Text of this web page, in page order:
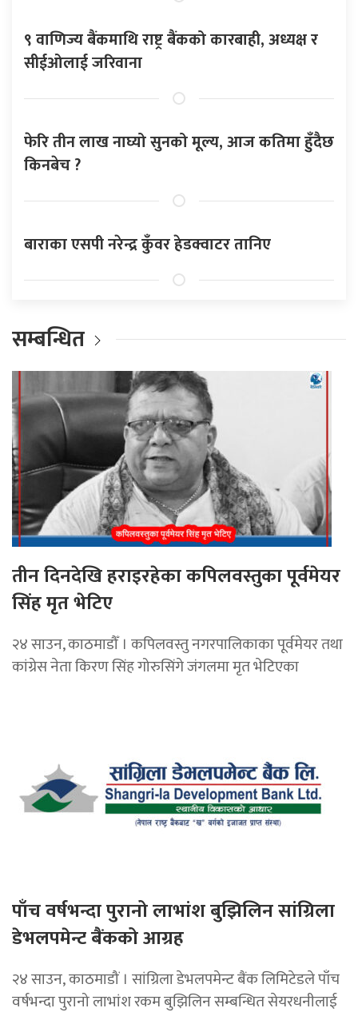
९ वाणिज्य बैंकमाथि राष्ट्र बैंकको कारबाही, अध्यक्ष र
सीईओलाई जरिवाना
फेरि तीन लाख नाघ्यो सुनको मूल्य, आज कतिमा हुँदैछ
किनबेच ?
बाराका एसपी नरेन्द्र कुँवर हेडक्वाटर तानिए
सम्बन्धित
तीन दिनदेखि हराइरहेका कपिलवस्तुका पूर्वमेयर
सिंह मृत भेटिए
२४ साउन, काठमाडौँ । कपिलवस्तु नगरपालिकाका पूर्वमेयर तथा
कांग्रेस नेता किरण सिंह गोरुसिंगे जंगलमा मृत भेटिएका
पाँच वर्षभन्दा पुरानो लाभांश बुझिलिन सांग्रिला
डेभलपमेन्ट बैंकको आग्रह
२४ साउन, काठमाडौं । सांग्रिला डेभलपमेन्ट बैंक लिमिटेडले पाँच
वर्षभन्दा पुरानो लाभांश रकम बुझिलिन सम्बन्धित सेयरधनीलाई